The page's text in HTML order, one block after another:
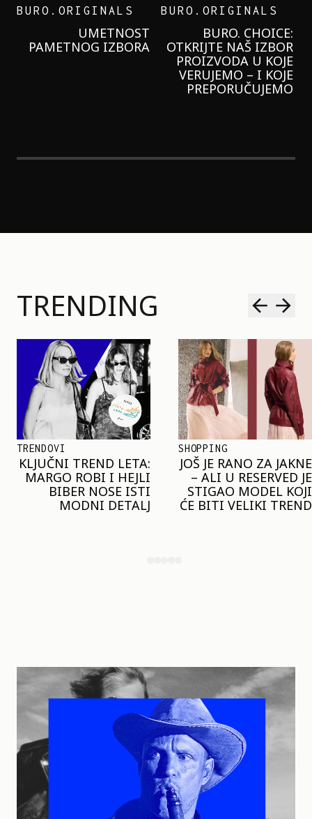
GARNIER KREMU I
NIKADA NIŠTA
LAGANIJE NISAM
KORISTILA
TRENDING
SHOPPING
JOŠ JE RANO ZA JAKNE
– ALI U RESERVED JE
STIGAO MODEL KOJI
ĆE BITI VELIKI TREND
TRENDOVI
NAJVEĆI MIKRO-
TREND SEZONE VAS
POZIVA DA SPOJITE
NESPOJIVO